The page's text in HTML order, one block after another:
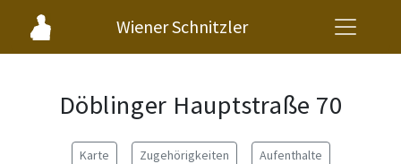
Wiener Schnitzler
Döblinger Hauptstraße 70
Karte Zugehörigkeiten Aufenthalte